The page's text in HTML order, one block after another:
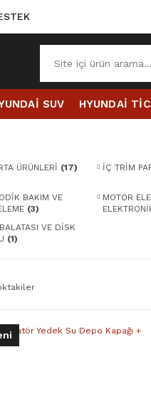
SUV HYUNDAİ
ÜRÜNLERİ (17) İÇ TRİM
BAKIM VE
(3)
MOTOR
VE DİSK
(1)